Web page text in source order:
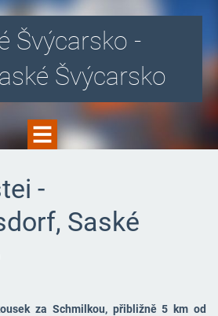
Švýcarsko -
Švýcarsko
-
Saské
za Schmilkou, přibližně 5 km od